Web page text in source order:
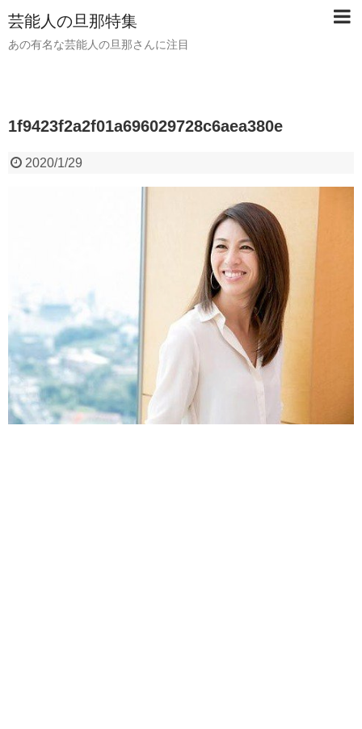
芸能人の旦那特集
あの有名な芸能人の旦那さんに注目
1f9423f2a2f01a696029728c6aea380e
2020/1/29